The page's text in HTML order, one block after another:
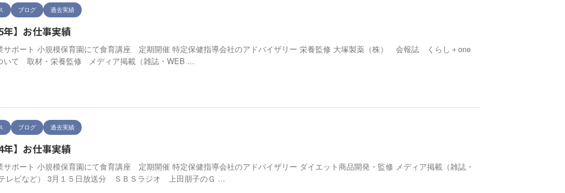
ブログ 過去実績
年】お仕事実績
サポート 小規模保育園にて食育講座 定期開催 特定保健指導会社のアドバイザリー 栄養監修 大塚製薬（株） 会報誌 くらし＋one
いて 取材・栄養監修 メディア掲載（雑誌・WEB ...
ブログ 過去実績
年】お仕事実績
サポート 小規模保育園にて食育講座 定期開催 特定保健指導会社のアドバイザリー ダイエット商品開発・監修 メディア掲載（雑誌・
レビなど） 3月１５日放送分 ＳＢＳラジオ 上田朋子のＧ ...